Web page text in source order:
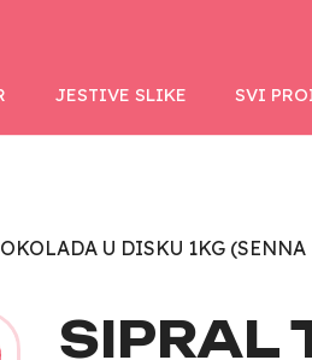
JESTIVE SLIKE SVI
U DISKU 1KG
SIPRAL